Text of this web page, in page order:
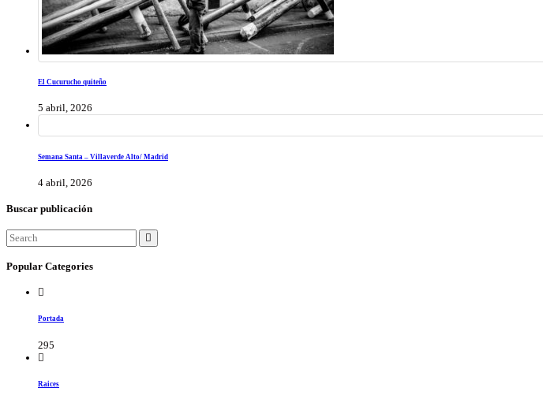
El Cucurucho quiteño
5 abril, 2026
Semana Santa – Villaverde Alto/ Madrid
4 abril, 2026
Buscar publicación
Popular Categories
Portada
295
Raices